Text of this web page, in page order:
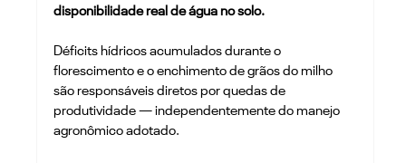
disponibilidade real de água no solo.
Déficits hídricos acumulados durante o
florescimento e o enchimento de grãos do milho
são responsáveis diretos por quedas de
produtividade — independentemente do manejo
agronômico adotado.